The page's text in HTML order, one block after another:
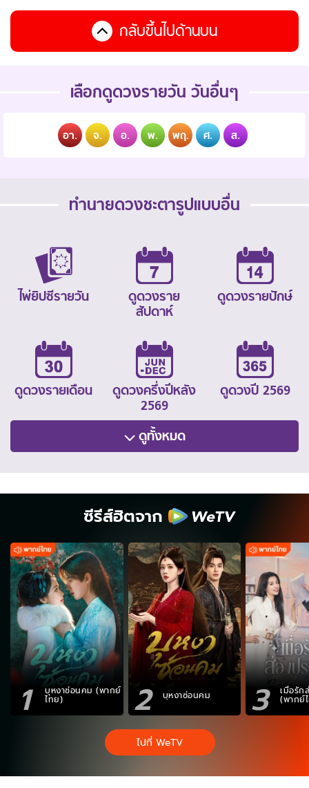
กลับขึ้นไปด้านบน
เลือกดูดวงรายวัน วันอื่นๆ
อา. จ. อ. พ. พฤ. ศ. ส.
ทำนายดวงชะตารูปแบบอื่น
ไพ่ยิปซีรายวัน
ดูดวงราย
สัปดาห์
ดูดวงรายปักษ์
ดูดวงรายเดือน
ดูดวงครึ่งปีหลัง
2569
ดูดวงปี 2569
ดูทั้งหมด
ซีรีส์ฮิตจาก
1 บุหงาซ่อนคม (พากย์
ไทย) 2 บุหงาซ่อนคม 3 เมื่อรัก
(พากย์
ไปที่ WeTV